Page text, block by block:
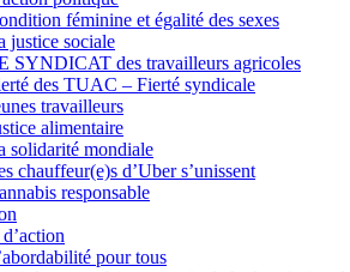
féminine et égalité des sexes
justice sociale
SYNDICAT des travailleurs agricoles
des TUAC – Fierté syndicale
travailleurs
alimentaire
solidarité mondiale
chauffeur(e)s d’Uber s’unissent
responsable
pour tous